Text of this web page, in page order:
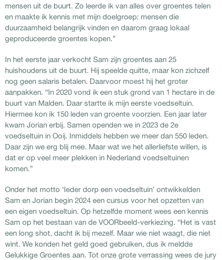
mensen uit de buurt. Zo leerde ik van alles over groentes telen
en maakte ik kennis met mijn doelgroep: mensen die
duurzaamheid belangrijk vinden en daarom graag lokaal
geproduceerde groentes kopen.”
In het eerste jaar verkocht Sam zijn groentes aan 25
huishoudens uit de buurt. Hij speelde quitte, maar kon zichzelf
nog geen salaris betalen. Daarvoor moest hij het groter
aanpakken. “In 2020 vond ik een stuk grond van 1 hectare in de
buurt van Malden. Daar startte ik mijn eerste voedseltuin.
Hiermee kon ik 150 leden van groente voorzien. Een jaar later
kwam Jorian erbij. Samen openden we in 2023 de 2e
voedseltuin in Ooij. Inmiddels hebben we meer dan 550 leden.
Daar zijn we erg blij mee. Maar wat we het allerliefste willen, is
dat er op veel meer plekken in Nederland voedseltuinen
komen.”
Onder het motto ‘Ieder dorp een voedseltuin’ ontwikkelden
Sam en Jorian begin 2024 een cursus voor het opzetten van
een eigen voedseltuin. Op hetzelfde moment wees een kennis
Sam op het bestaan van de VOORbeeld-verkiezing. “Het is vast
een long shot, dacht ik bij mezelf. Maar wie niet waagt, die niet
wint. We konden het geld goed gebruiken, dus ik meldde
Gelukkige Groentes aan. Tot onze grote verrassing wees de jury